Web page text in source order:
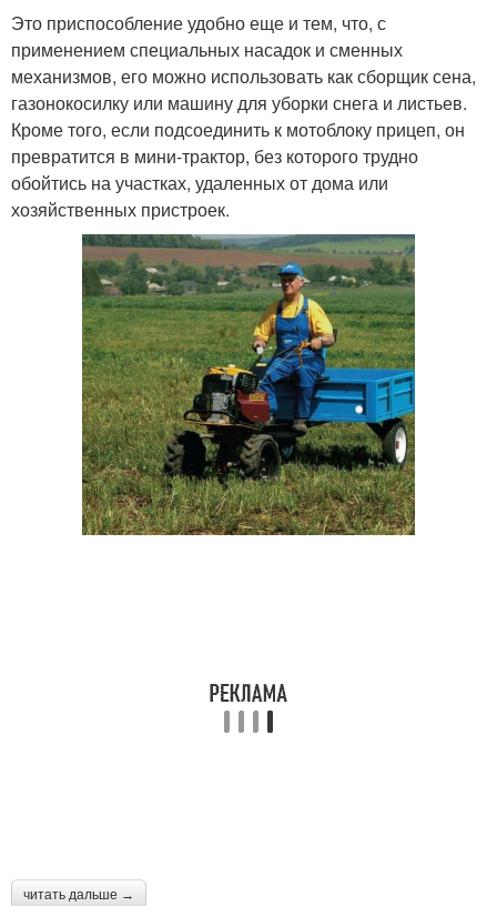
Это приспособление удобно еще и тем, что, с
применением специальных насадок и сменных
механизмов, его можно использовать как сборщик сена,
газонокосилку или машину для уборки снега и листьев.
Кроме того, если подсоединить к мотоблоку прицеп, он
превратится в мини-трактор, без которого трудно
обойтись на участках, удаленных от дома или
хозяйственных пристроек.
читать дальше →